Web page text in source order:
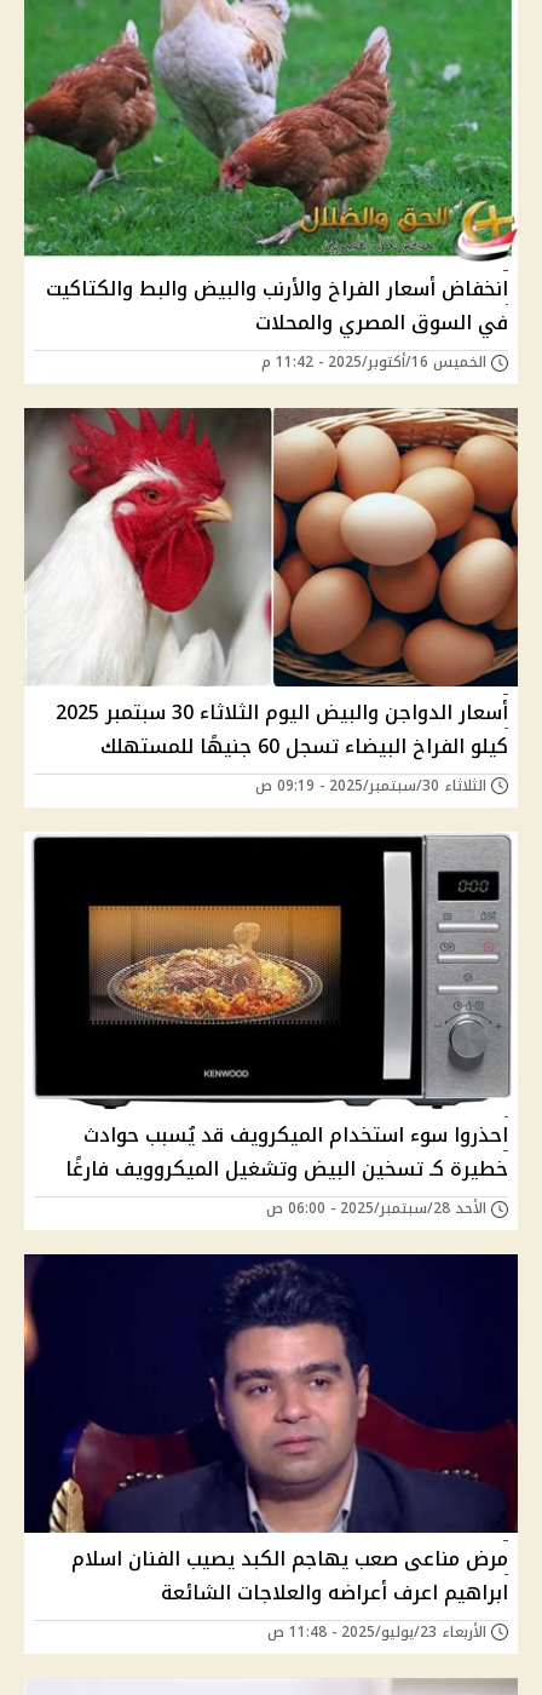
انخفاض أسعار الفراخ والأرنب والبيض والبط والكتاكيت
في السوق المصري والمحلات
الخميس 16/أكتوبر/2025 - 11:42 م
أسعار الدواجن والبيض اليوم الثلاثاء 30 سبتمبر 2025
كيلو الفراخ البيضاء تسجل 60 جنيهًا للمستهلك
الثلاثاء 30/سبتمبر/2025 - 09:19 ص
احذروا سوء استخدام الميكرويف قد يُسبب حوادث
خطيرة كـ تسخين البيض وتشغيل الميكروويف فارغًا
الأحد 28/سبتمبر/2025 - 06:00 ص
مرض مناعى صعب يهاجم الكبد يصيب الفنان اسلام
ابراهيم اعرف أعراضه والعلاجات الشائعة
الأربعاء 23/يوليو/2025 - 11:48 ص